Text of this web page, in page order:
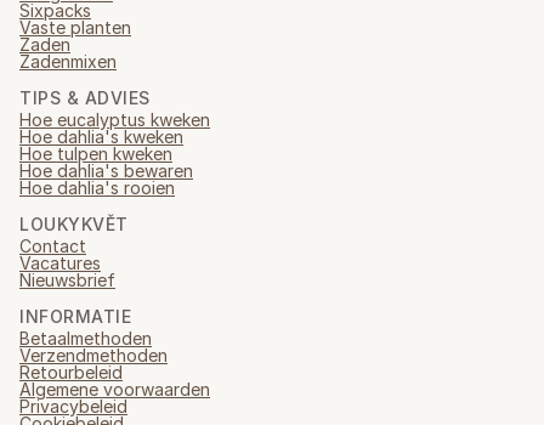
Sixpacks
Vaste planten
Zaden
Zadenmixen
TIPS & ADVIES
Hoe eucalyptus kweken
Hoe dahlia's kweken
Hoe tulpen kweken
Hoe dahlia's bewaren
Hoe dahlia's rooien
LOUKYKVĚT
Contact
Vacatures
Nieuwsbrief
INFORMATIE
Betaalmethoden
Verzendmethoden
Retourbeleid
Algemene voorwaarden
Privacybeleid